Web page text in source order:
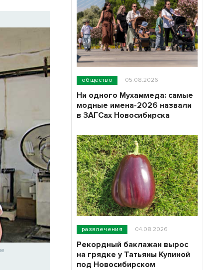
общество 05.08.2026
Ни одного Мухаммеда: самые
модные имена-2026 назвали
в ЗАГСах Новосибирска
развлечения 04.08.2026
Рекордный баклажан вырос
на грядке у Татьяны Купиной
под Новосибирском